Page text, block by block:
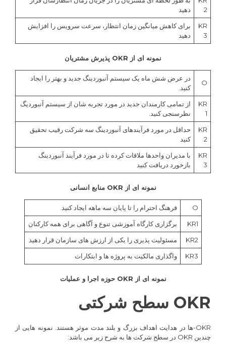
2
دهید
KR
3
برای کاهش میانگین زمان انتظار، سرعت سرویس را افزایش
دهید
نمونه ای از OKR پذیرش مشتریان
O
در عرض شش ماه یک سیستم آنبوردینگ جدید و بهتر را ایجاد
کنید.
KR
1
از تمامی کارمندان جدید در مورد تجربه شان از سیستم آنبوردیگ
نظرسنجی کنید.
KR
2
حداقل در مورد فرآیندهای آنبوردینگ سه شرکت رقیب تحقیق
کنید
KR
3
با مدیران واحدها ملاقات کرده تا در مورد فرآیند آنبوردینگ
بازخورد دریافت کنید
نمونه ای از OKR منابع انسانی
O
فرهنگ احترام را تا پایان سه ماهه ایجاد کنید.
KR1
برگزاری کارگاه آموزشی تنوع و آگاهی برای همه کارکنان
KR2
مسئولیت پذیری را یکی از ارزش های سازمان قرار دهید
KR3
واگذاری مالکیت به پروژه ها و ابتکارات
نمونه ای از OKR حوزه اجرا و عملیات
OKR سطح شرکت ی
OKR-ها در هدایت اهداف بزرگ و بلند مدت موثر هستند. نمونه هایی از
چندین OKR در سطح شرکت ها به شرح زیر می باشد: